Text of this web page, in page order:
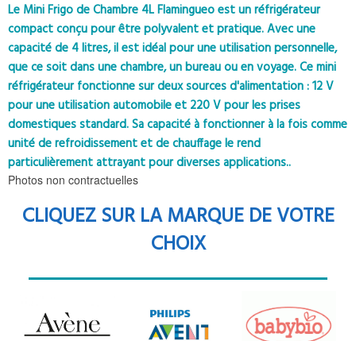
Le Mini Frigo de Chambre 4L Flamingueo est un réfrigérateur
compact conçu pour être polyvalent et pratique. Avec une
capacité de 4 litres, il est idéal pour une utilisation personnelle,
que ce soit dans une chambre, un bureau ou en voyage. Ce mini
réfrigérateur fonctionne sur deux sources d'alimentation : 12 V
pour une utilisation automobile et 220 V pour les prises
domestiques standard. Sa capacité à fonctionner à la fois comme
unité de refroidissement et de chauffage le rend
particulièrement attrayant pour diverses applications..
Photos non contractuelles
CLIQUEZ SUR LA MARQUE DE VOTRE
CHOIX